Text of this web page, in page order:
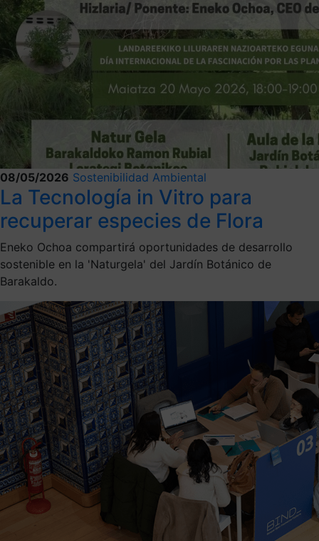
08/05/2026 Sostenibilidad Ambiental
La Tecnología in Vitro para
recuperar especies de Flora
Eneko Ochoa compartirá oportunidades de desarrollo
sostenible en la 'Naturgela' del Jardín Botánico de
Barakaldo.